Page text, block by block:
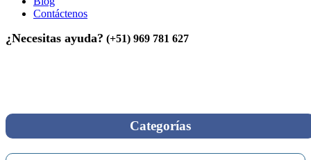
Contáctenos
¿Necesitas ayuda? (+51) 969 781 627
Categorías